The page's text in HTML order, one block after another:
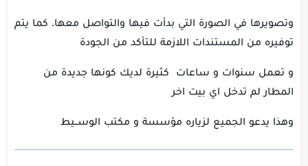
وتصويرها في الصورة التي بدأت فيها والتواصل معها. كما يتم
توفيره من المستندات اللازمة للتأكد من الجودة
و تعمل سنوات و ساعات كثيرة لديك كونها جديدة من
المطار لم تدخل اي بيت اخر
وهذا يدعو الجميع لزياره مؤسسة و مكتب الوســيط